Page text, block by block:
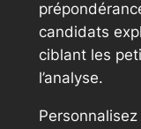
candidats
ciblant les
l’analyse.